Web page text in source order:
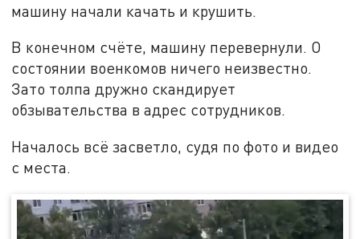
машину начали качать и крушить.
В конечном счёте, машину перевернули. О
состоянии военкомов ничего неизвестно.
Зато толпа дружно скандирует
обзывательства в адрес сотрудников.
Началось всё засветло, судя по фото и видео
с места.